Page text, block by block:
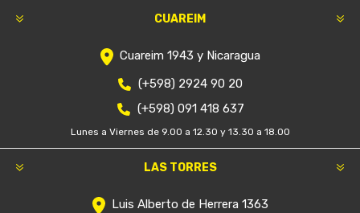
CUAREIM
Cuareim 1943 y Nicaragua
(+598) 2924 90 20
(+598) 091 418 637
Lunes a Viernes de 9.00 a 12.30 y 13.30 a 18.00
LAS TORRES
Luis Alberto de Herrera 1363